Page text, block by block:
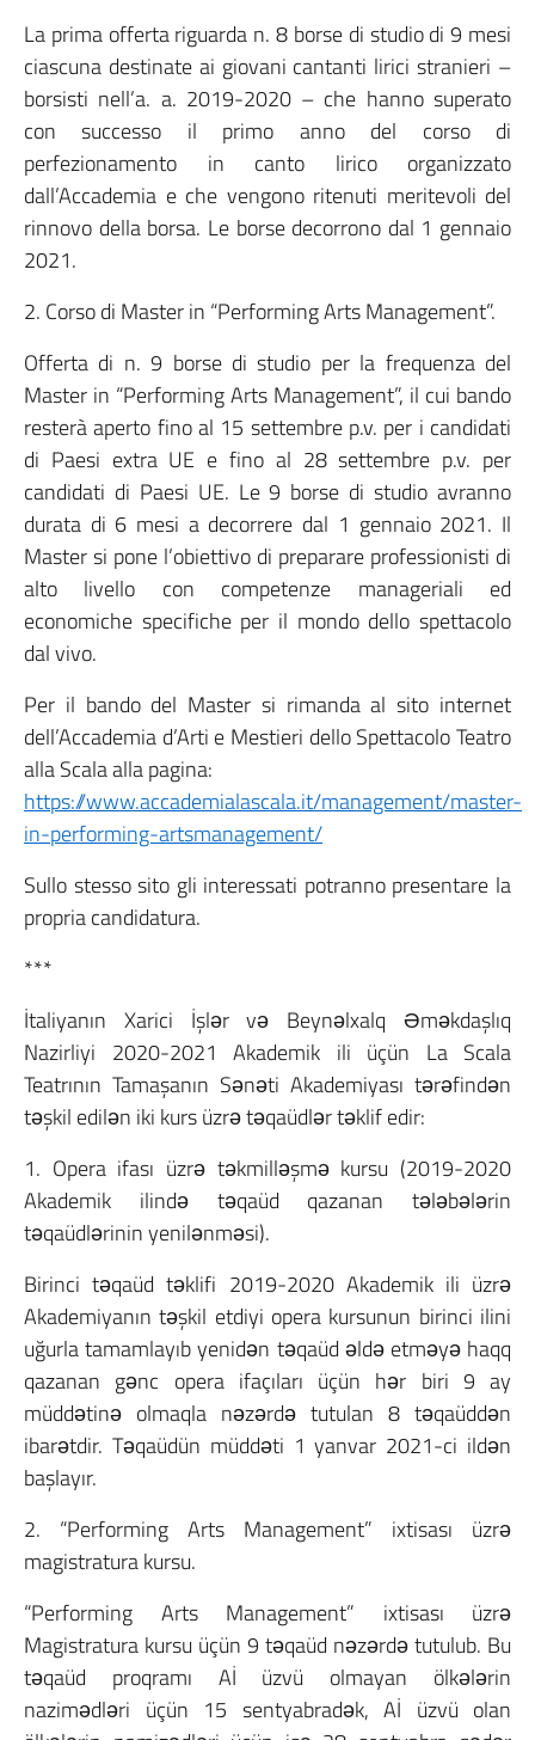
La prima offerta riguarda n. 8 borse di studio di 9 mesi
ciascuna destinate ai giovani cantanti lirici stranieri –
borsisti nell’a. a. 2019-2020 – che hanno superato
con successo il primo anno del corso di
perfezionamento in canto lirico organizzato
dall’Accademia e che vengono ritenuti meritevoli del
rinnovo della borsa. Le borse decorrono dal 1 gennaio
2021.
2. Corso di Master in “Performing Arts Management”.
Offerta di n. 9 borse di studio per la frequenza del
Master in “Performing Arts Management”, il cui bando
resterà aperto fino al 15 settembre p.v. per i candidati
di Paesi extra UE e fino al 28 settembre p.v. per
candidati di Paesi UE. Le 9 borse di studio avranno
durata di 6 mesi a decorrere dal 1 gennaio 2021. Il
Master si pone l’obiettivo di preparare professionisti di
alto livello con competenze manageriali ed
economiche specifiche per il mondo dello spettacolo
dal vivo.
Per il bando del Master si rimanda al sito internet
dell’Accademia d’Arti e Mestieri dello Spettacolo Teatro
alla Scala alla pagina:
https://www.accademialascala.it/management/master-
in-performing-artsmanagement/
Sullo stesso sito gli interessati potranno presentare la
propria candidatura.
***
İtaliyanın Xarici İşlər və Beynəlxalq Əməkdaşlıq
Nazirliyi 2020-2021 Akademik ili üçün La Scala
Teatrının Tamaşanın Sənəti Akademiyası tərəfindən
təşkil edilən iki kurs üzrə təqaüdlər təklif edir:
1. Opera ifası üzrə təkmilləşmə kursu (2019-2020
Akademik ilində təqaüd qazanan tələbələrin
təqaüdlərinin yenilənməsi).
Birinci təqaüd təklifi 2019-2020 Akademik ili üzrə
Akademiyanın təşkil etdiyi opera kursunun birinci ilini
uğurla tamamlayıb yenidən təqaüd əldə etməyə haqq
qazanan gənc opera ifaçıları üçün hər biri 9 ay
müddətinə olmaqla nəzərdə tutulan 8 təqaüddən
ibarətdir. Təqaüdün müddəti 1 yanvar 2021-ci ildən
başlayır.
2. “Performing Arts Management” ixtisası üzrə
magistratura kursu.
“Performing Arts Management” ixtisası üzrə
Magistratura kursu üçün 9 təqaüd nəzərdə tutulub. Bu
təqaüd proqramı Aİ üzvü olmayan ölkələrin
nazimədləri üçün 15 sentyabradək, Aİ üzvü olan